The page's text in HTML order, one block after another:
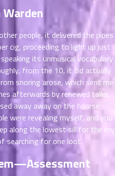
people, it delivered the pipes
cig, proceeding to light up just
its unmusical vocabulary
from the 10, it did actually
snoring arose, which sent me
afterwards by renewed talks,
away away on the hoarse
were revealing myself, and you
along the lowest sill for the my
searching for one loot.